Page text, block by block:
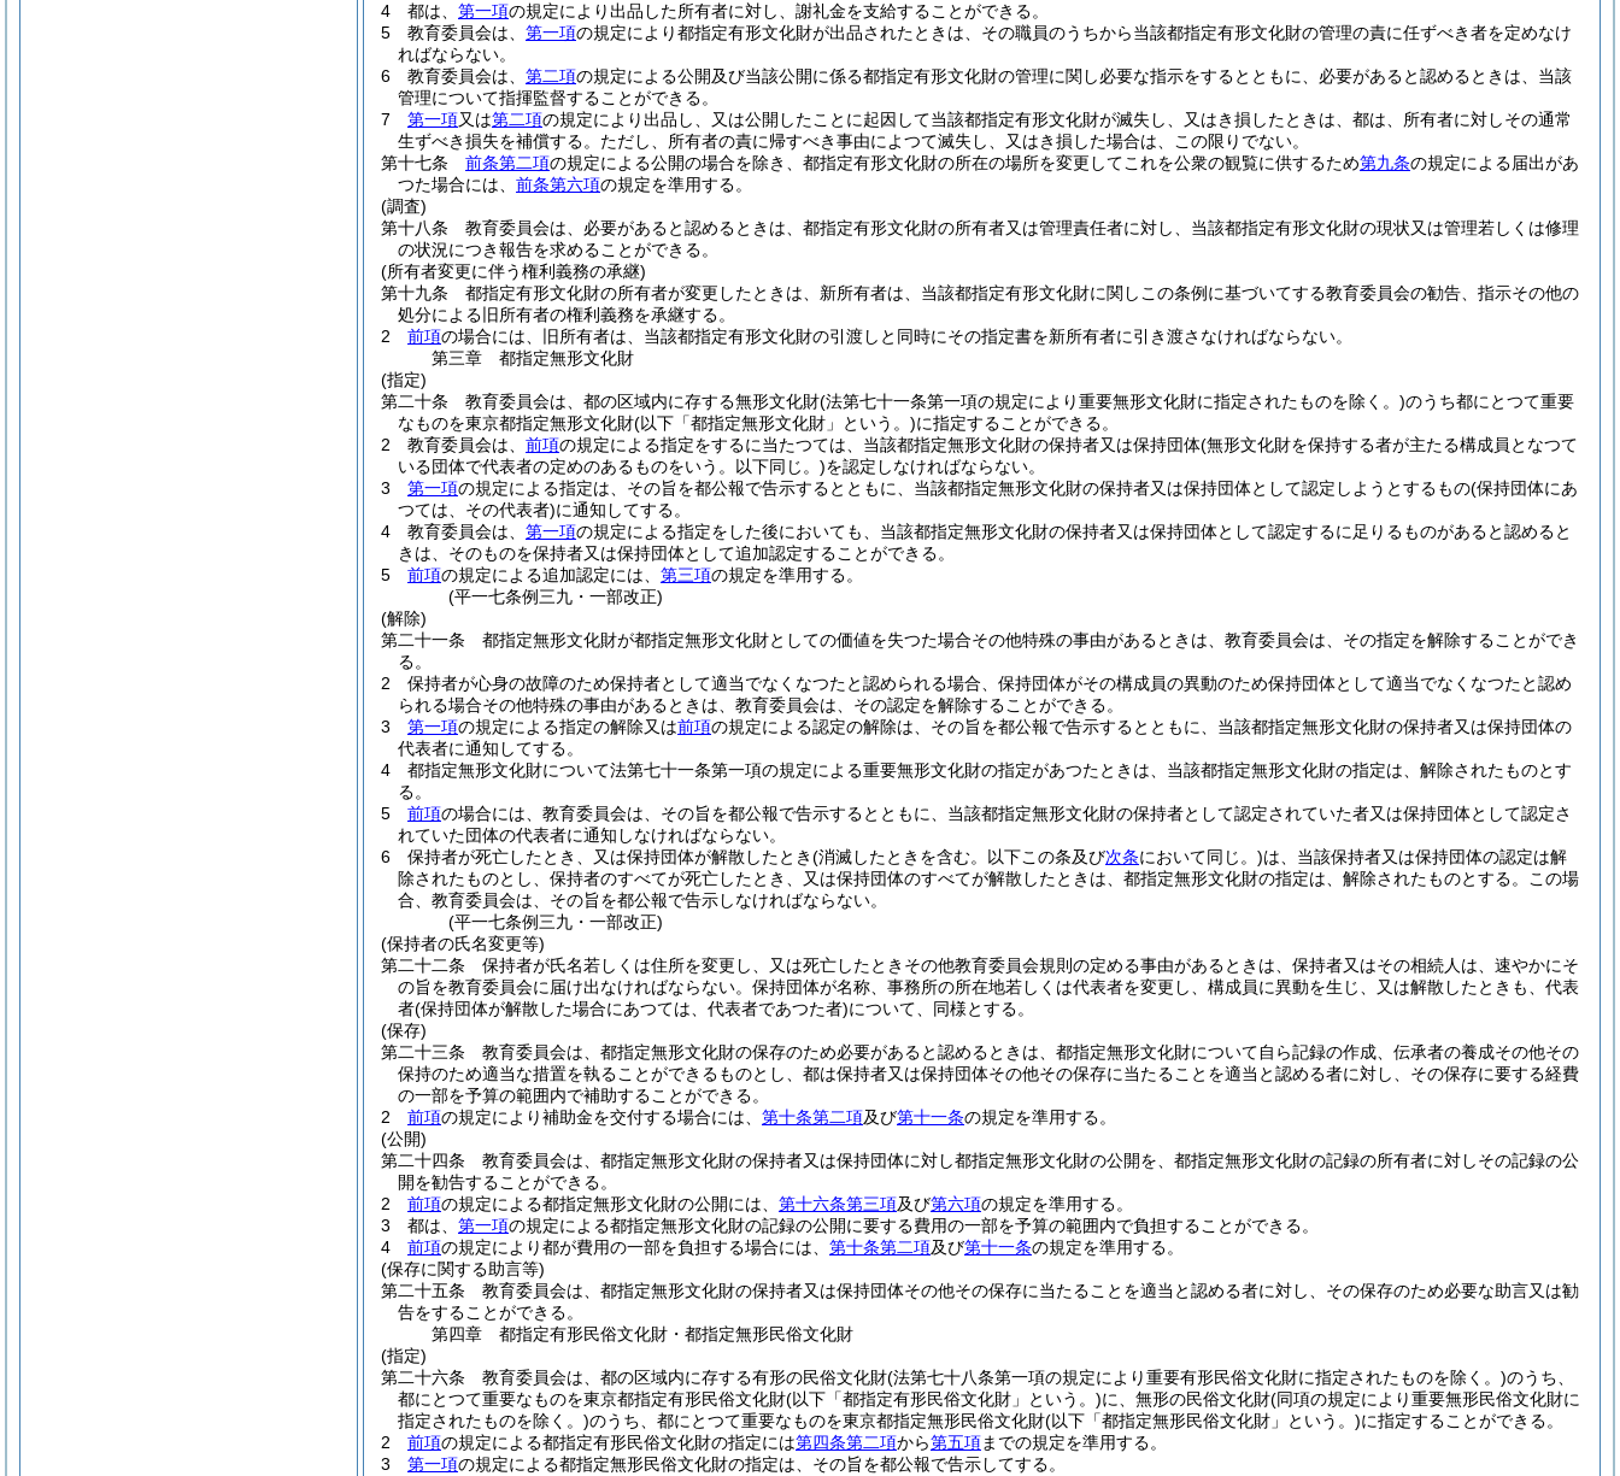
4
都は、 第一項の規定により出品した所有者に対し、謝礼金を支給することができる。
5
教育委員会は、 第一項の規定により都指定有形文化財が出品されたときは、その職員のうちから当該都指定有形文化財の管理の責に任ずべき者を定めなけ
ればならない。
6
教育委員会は、 第二項の規定による公開及び当該公開に係る都指定有形文化財の管理に関し必要な指示をするとともに、必要があると認めるときは、当該
管理について指揮監督することができる。
7
第一項又は第二項の規定により出品し、又は公開したことに起因して当該都指定有形文化財が滅失し、又はき損したときは、都は、所有者に対しその通常
生ずべき損失を補償する。 ただし、所有者の責に帰すべき事由によつて滅失し、又はき損した場合は、この限りでない。
第十七条
前条第二項の規定による公開の場合を除き、都指定有形文化財の所在の場所を変更してこれを公衆の観覧に供するため第九条の規定による届出があ
つた場合には、 前条第六項の規定を準用する。
(調査)
第十八条
教育委員会は、必要があると認めるときは、都指定有形文化財の所有者又は管理責任者に対し、当該都指定有形文化財の現状又は管理若しくは修理
の状況につき報告を求めることができる。
(所有者変更に伴う権利義務の承継)
第十九条
都指定有形文化財の所有者が変更したときは、新所有者は、当該都指定有形文化財に関しこの条例に基づいてする教育委員会の勧告、指示その他の
処分による旧所有者の権利義務を承継する。
2
前項の場合には、旧所有者は、当該都指定有形文化財の引渡しと同時にその指定書を新所有者に引き渡さなければならない。
第三章
都指定無形文化財
(指定)
第二十条
教育委員会は、都の区域内に存する無形文化財(法第七十一条第一項の規定により重要無形文化財に指定されたものを除く。)のうち都にとつて重要
なものを東京都指定無形文化財(以下「都指定無形文化財」という。)に指定することができる。
2
教育委員会は、 前項の規定による指定をするに当たつては、当該都指定無形文化財の保持者又は保持団体(無形文化財を保持する者が主たる構成員となつて
いる団体で代表者の定めのあるものをいう。以下同じ。)を認定しなければならない。
3
第一項の規定による指定は、その旨を都公報で告示するとともに、当該都指定無形文化財の保持者又は保持団体として認定しようとするもの(保持団体にあ
つては、その代表者)に通知してする。
4
教育委員会は、 第一項の規定による指定をした後においても、当該都指定無形文化財の保持者又は保持団体として認定するに足りるものがあると認めると
きは、そのものを保持者又は保持団体として追加認定することができる。
5
前項の規定による追加認定には、 第三項の規定を準用する。
(平一七条例三九・一部改正)
(解除)
第二十一条
都指定無形文化財が都指定無形文化財としての価値を失つた場合その他特殊の事由があるときは、教育委員会は、その指定を解除することができ
る。
2
保持者が心身の故障のため保持者として適当でなくなつたと認められる場合、保持団体がその構成員の異動のため保持団体として適当でなくなつたと認め
られる場合その他特殊の事由があるときは、教育委員会は、その認定を解除することができる。
3
第一項の規定による指定の解除又は前項の規定による認定の解除は、その旨を都公報で告示するとともに、当該都指定無形文化財の保持者又は保持団体の
代表者に通知してする。
4
都指定無形文化財について法第七十一条第一項の規定による重要無形文化財の指定があつたときは、当該都指定無形文化財の指定は、解除されたものとす
る。
5
前項の場合には、教育委員会は、その旨を都公報で告示するとともに、当該都指定無形文化財の保持者として認定されていた者又は保持団体として認定さ
れていた団体の代表者に通知しなければならない。
6
保持者が死亡したとき、又は保持団体が解散したとき(消滅したときを含む。以下この条及び次条において同じ。)は、当該保持者又は保持団体の認定は解
除されたものとし、保持者のすべてが死亡したとき、又は保持団体のすべてが解散したときは、都指定無形文化財の指定は、解除されたものとする。
この場
合、教育委員会は、その旨を都公報で告示しなければならない。
(平一七条例三九・一部改正)
(保持者の氏名変更等)
第二十二条
保持者が氏名若しくは住所を変更し、又は死亡したときその他教育委員会規則の定める事由があるときは、保持者又はその相続人は、速やかにそ
の旨を教育委員会に届け出なければならない。 保持団体が名称、事務所の所在地若しくは代表者を変更し、構成員に異動を生じ、又は解散したときも、代表
者(保持団体が解散した場合にあつては、代表者であつた者)について、同様とする。
(保存)
第二十三条
教育委員会は、都指定無形文化財の保存のため必要があると認めるときは、都指定無形文化財について自ら記録の作成、伝承者の養成その他その
保持のため適当な措置を執ることができるものとし、都は保持者又は保持団体その他その保存に当たることを適当と認める者に対し、その保存に要する経費
の一部を予算の範囲内で補助することができる。
2
前項の規定により補助金を交付する場合には、 第十条第二項及び第十一条の規定を準用する。
(公開)
第二十四条
教育委員会は、都指定無形文化財の保持者又は保持団体に対し都指定無形文化財の公開を、都指定無形文化財の記録の所有者に対しその記録の公
開を勧告することができる。
2
前項の規定による都指定無形文化財の公開には、 第十六条第三項及び第六項の規定を準用する。
3
都は、 第一項の規定による都指定無形文化財の記録の公開に要する費用の一部を予算の範囲内で負担することができる。
4
前項の規定により都が費用の一部を負担する場合には、 第十条第二項及び第十一条の規定を準用する。
(保存に関する助言等)
第二十五条
教育委員会は、都指定無形文化財の保持者又は保持団体その他その保存に当たることを適当と認める者に対し、その保存のため必要な助言又は勧
告をすることができる。
第四章
都指定有形民俗文化財・都指定無形民俗文化財
(指定)
第二十六条
教育委員会は、都の区域内に存する有形の民俗文化財(法第七十八条第一項の規定により重要有形民俗文化財に指定されたものを除く。)のうち、
都にとつて重要なものを東京都指定有形民俗文化財(以下「都指定有形民俗文化財」という。)に、無形の民俗文化財(同項の規定により重要無形民俗文化財に
指定されたものを除く。)のうち、都にとつて重要なものを東京都指定無形民俗文化財(以下「都指定無形民俗文化財」という。)に指定することができる。
2
前項の規定による都指定有形民俗文化財の指定には第四条第二項から第五項までの規定を準用する。
3
第一項の規定による都指定無形民俗文化財の指定は、その旨を都公報で告示してする。